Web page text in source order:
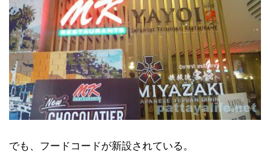
でも、フードコードが新設されている。